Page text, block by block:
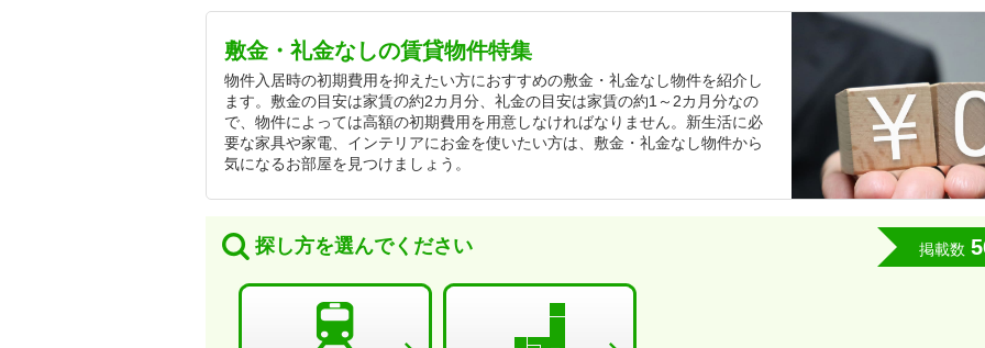
敷金・礼金なしの賃貸物件特集
物件入居時の初期費用を抑えたい方におすすめの敷金・礼金なし物件を紹介し
ます。敷金の目安は家賃の約2カ月分、礼金の目安は家賃の約1～2カ月分なの
で、物件によっては高額の初期費用を用意しなければなりません。新生活に必
要な家具や家電、インテリアにお金を使いたい方は、敷金・礼金なし物件から
気になるお部屋を見つけましょう。
探し方を選んでください 掲載数